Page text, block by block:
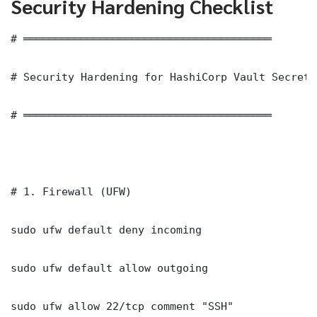
Security Hardening Checklist
# ═══════════════════════════════════════
# Security Hardening for HashiCorp Vault
# ═══════════════════════════════════════
# 1. Firewall (UFW)
sudo ufw default deny incoming
sudo ufw default allow outgoing
sudo ufw allow 22/tcp comment "SSH"